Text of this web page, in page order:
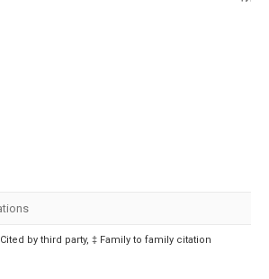
by third party, ‡ Family to family citation